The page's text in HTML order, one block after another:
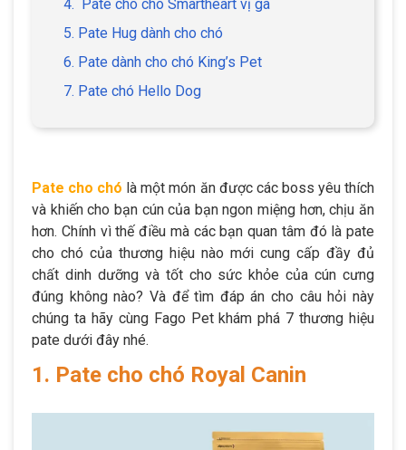
4. Pate cho chó Smartheart vị gà
5. Pate Hug dành cho chó
6. Pate dành cho chó King’s Pet
7. Pate chó Hello Dog
Pate cho chó là một món ăn được các boss yêu thích
và khiến cho bạn cún của bạn ngon miệng hơn, chịu ăn
hơn. Chính vì thế điều mà các bạn quan tâm đó là pate
cho chó của thương hiệu nào mới cung cấp đầy đủ
chất dinh dưỡng và tốt cho sức khỏe của cún cưng
đúng không nào? Và để tìm đáp án cho câu hỏi này
chúng ta hãy cùng Fago Pet khám phá 7 thương hiệu
pate dưới đây nhé.
1. Pate cho chó Royal Canin